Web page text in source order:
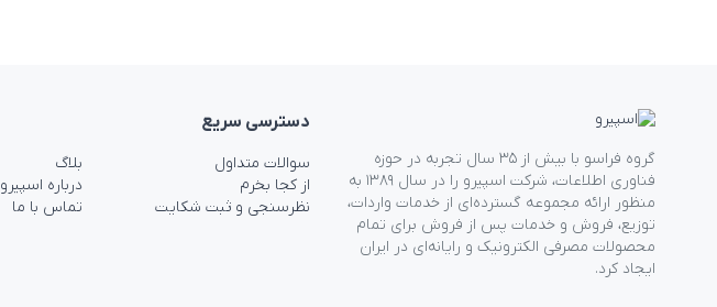
گروه فراسو با بیش از ۳۵ سال تجربه در حوزه
فناوری اطلاعات، شرکت اسپیرو را در سال ۱۳۸۹ به
منظور ارائه مجموعه گسترده‌ای از خدمات واردات،
توزیع، فروش و خدمات پس از فروش برای تمام
محصولات مصرفی الکترونیک و رایانه‌ای در ایران
ایجاد کرد.
دسترسی‌ سریع
سوالات متداول
از کجا بخرم
نظرسنجی و ثبت شکایت
بلاگ
درباره اسپیرو
تماس با ما